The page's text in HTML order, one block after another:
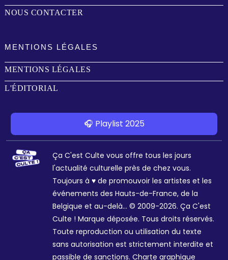
NOUS CONTACTER
MENTIONS LÉGALES
MENTIONS LÉGALES
L'ÉDITORIAL
🎧 Playlist 2025
Ça C'est Culte vous offre tous les jours
l'actualité culturelle près de chez vous.
Toujours à ♥ de promouvoir les artistes et les
événements des Hauts-de-France, de la
Belgique et au-delà... © 2009-2026. Ça C'est
Culte ! Marque déposée. Tous droits réservés.
Toute reproduction ou utilisation du texte
sans autorisation est strictement interdite et
passible de sanctions. Charte graphique